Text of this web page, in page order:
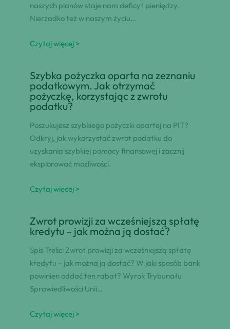
naszych planów staje nam deficyt pieniędzy.
Nierzadko też w naszym życiu…
Czytaj więcej >
Szybka pożyczka oparta na zeznaniu
podatkowym. Jak otrzymać
pożyczkę, korzystając z zwrotu
podatku?
Poszukujesz szybkiego pożyczki opartej na PIT?
Odkryj, jak wykorzystać zwrot podatku do
uzyskania szybkiej pomocy finansowej i zacznij
eksplorować możliwości.
Czytaj więcej >
Zwrot prowizji za wcześniejszą spłatę
kredytu – jak można ją dostać?
Spis Treści Zwrot prowizji za wcześniejszą spłatę
kredytu – jak można ją dostać? W jaki sposób bank
powinien oddać ten rabat? Wyrok Trybunału
Sprawiedliwości Unii…
Czytaj więcej >